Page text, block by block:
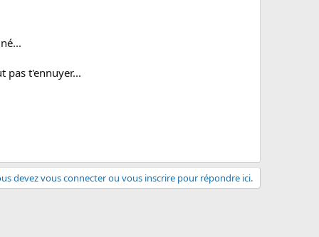
pas t'ennuyer...
devez vous connecter ou vous inscrire pour répondre ici.